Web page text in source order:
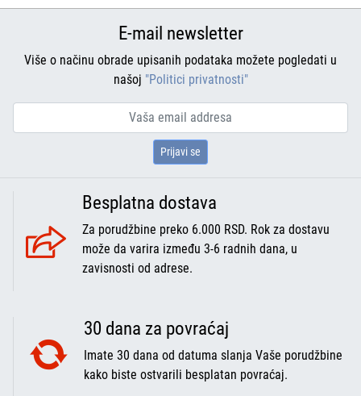
E-mail newsletter
Više o načinu obrade upisanih podataka možete pogledati u
našoj "Politici privatnosti"
Prijavi se
Besplatna dostava
Za porudžbine preko 6.000 RSD. Rok za dostavu
može da varira između 3-6 radnih dana, u
zavisnosti od adrese.
30 dana za povraćaj
Imate 30 dana od datuma slanja Vaše porudžbine
kako biste ostvarili besplatan povraćaj.